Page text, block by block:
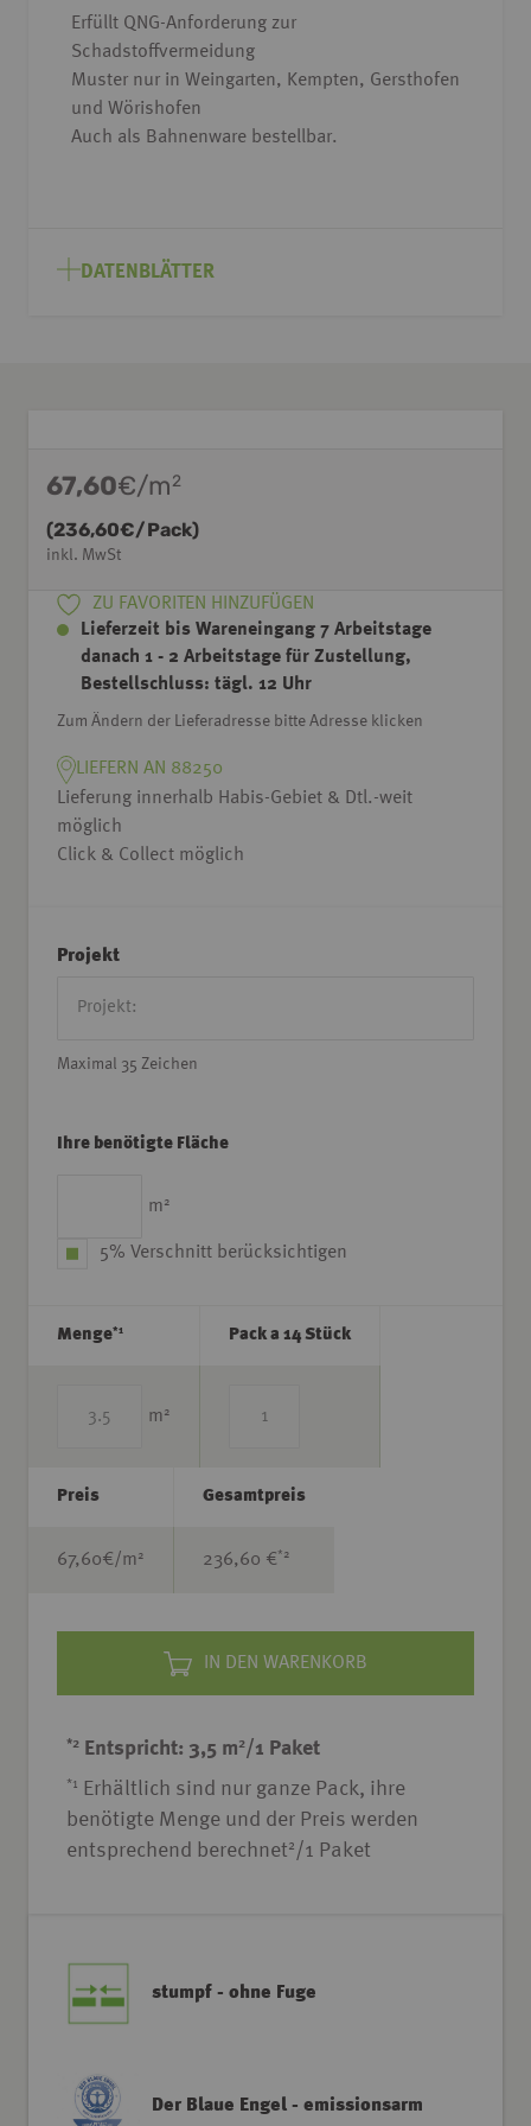
Erfüllt QNG-Anforderung zur
Schadstoffvermeidung
Muster nur in Weingarten, Kempten, Gersthofen
und Wörishofen
Auch als Bahnenware bestellbar.
DATENBLÄTTER
67,60€/m2
(236,60€/Pack)
inkl. MwSt
ZU FAVORITEN HINZUFÜGEN
Lieferzeit bis Wareneingang 7 Arbeitstage
danach 1 - 2 Arbeitstage für Zustellung,
Bestellschluss: tägl. 12 Uhr
Zum Ändern der Lieferadresse bitte Adresse klicken
LIEFERN AN 88250
Lieferung innerhalb Habis-Gebiet & Dtl.-weit
möglich
Click & Collect möglich
Projekt
Maximal 35 Zeichen
Ihre benötigte Fläche
m 2
5% Verschnitt berücksichtigen
Menge*1
m 2
Pack a 14 Stück
Preis
67,60€/m 2
Gesamtpreis
236,60 € *2
IN DEN WARENKORB
*2 Entspricht: 3,5 m2/1 Paket
*1
Erhältlich sind nur ganze Pack, ihre
benötigte Menge und der Preis werden
entsprechend berechnet2 /1 Paket
stumpf - ohne Fuge
Der Blaue Engel - emissionsarm